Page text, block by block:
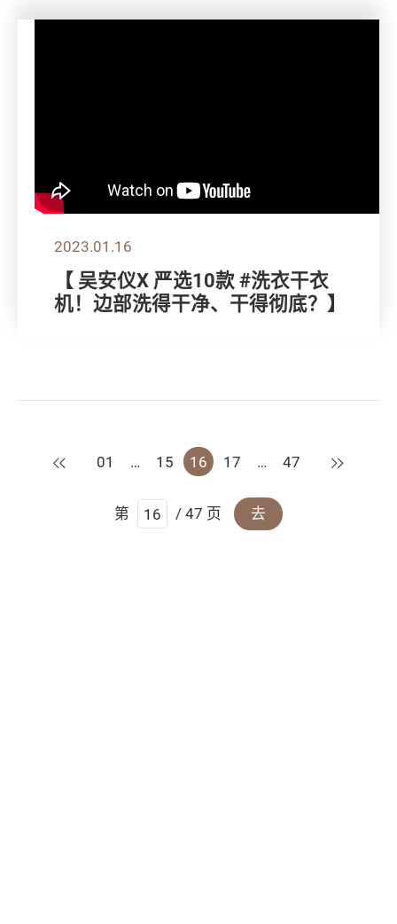
2023.01.16
【 吴安仪X 严选10款 #洗衣干衣
机！边部洗得干净、干得彻底？】
上一页
01 … 15 16 17 … 47 下一页
第 / 47 页 去